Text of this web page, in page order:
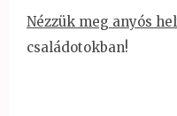
Nézzük meg anyós
családotokban!